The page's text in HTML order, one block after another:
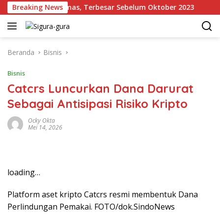
Langsung
ke
konten
Breaking News
Emas, Terbesar Sebelum Oktober 2023
Beranda Bisnis
Bisnis
Catcrs Luncurkan Dana Darurat
Sebagai Antisipasi Risiko Kripto
Ocky Okta
Mei 14, 2026
loading…
Platform aset kripto Catcrs resmi membentuk Dana
Perlindungan Pemakai. FOTO/dok.SindoNews